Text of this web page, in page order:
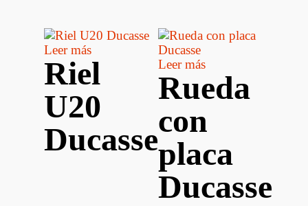
Leer más
Riel
U20
Ducasse
Leer más
Rueda
con
placa
Ducasse